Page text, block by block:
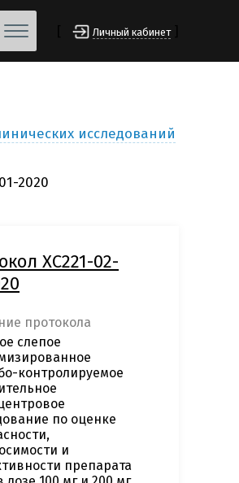
Личный кабинет
исследований
2020
ХС221-02-
протокола
слепое
контролируемое
по оценке
и
препарата